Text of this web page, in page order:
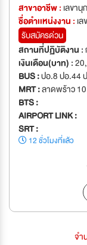
สาขาอาชีพ : เลขานุ
ชื่อตำเเหน่งงาน : เ
รับสมัครด่วน
สถานที่ปฏิบัติงาน :
เงินเดือน(บาท) :
BUS :ปอ.8 ปอ.44
MRT :ลาดพร้าว
BTS :
AIRPORT LINK :
SRT :
12 ชั่วโมงที่แล้ว
จำ